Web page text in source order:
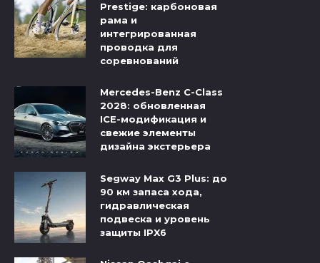
Prestige: карбоновая
рама и
интегрированная
проводка для
соревнований
Mercedes-Benz C-Class
2028: обновленная
ICE-модификация и
свежие элементы
дизайна экстерьера
Segway Max G3 Plus: до
90 км запаса хода,
гидравлическая
подвеска и уровень
защиты IPX6